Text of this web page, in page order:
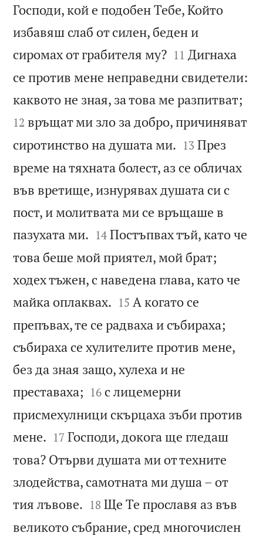
Господи, кой е подобен Тебе, Който
избавяш слаб от силен, беден и
сиромах от грабителя му?
11 Дигнаха
се против мене неправедни свидетели:
каквото не зная, за това ме разпитват;
12 връщат ми зло за добро, причиняват
сиротинство на душата ми. 

13 През
време на тяхната болест, аз се обличах
във вретище, изнурявах душата си с
пост, и молитвата ми се връщаше в
пазухата ми. 

14 Постъпвах тъй, като че
това беше мой приятел, мой брат;
ходех тъжен, с наведена глава, като че
майка оплаквах. 

15 А когато се
препъвах, те се радваха и събираха;
събираха се хулителите против мене,
без да зная защо, хулеха и не
преставаха; 

16 с лицемерни
присмехулници скърцаха зъби против
мене. 

17 Господи, докога ще гледаш
това? Отърви душата ми от техните
злодейства, самотната ми душа – от
тия лъвове. 

18 Ще Те прославя аз във
великото събрание, сред многочислен